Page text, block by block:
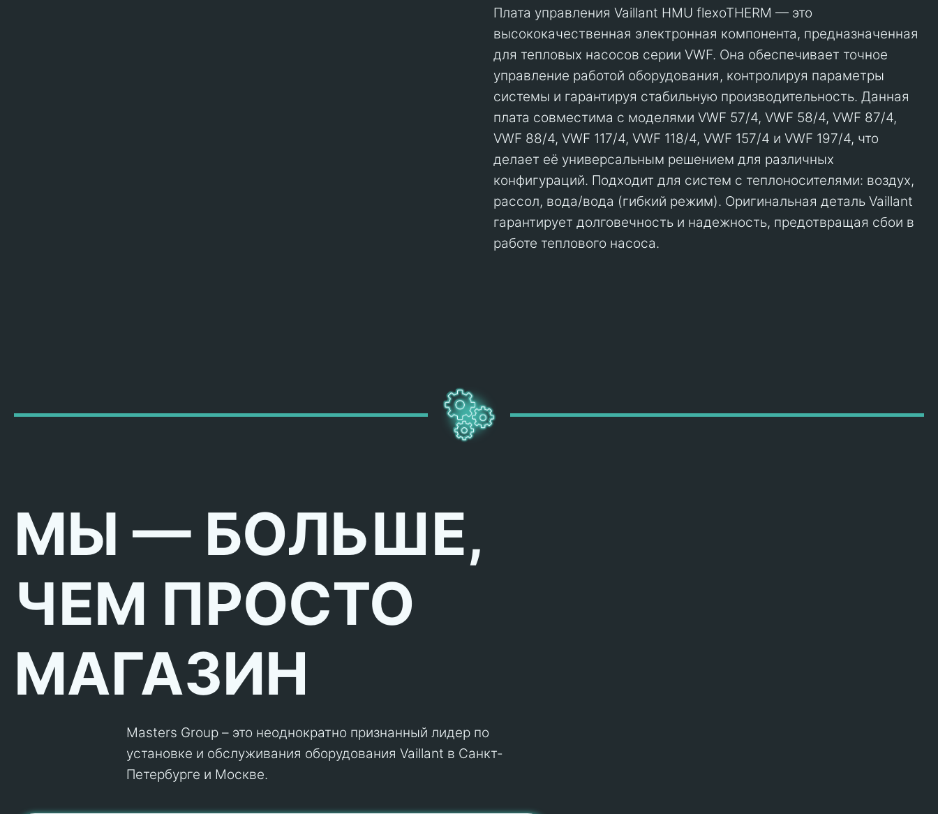
Плата управления Vaillant HMU flexoTHERM — это
высококачественная электронная компонента, предназначенная
для тепловых насосов серии VWF. Она обеспечивает точное
управление работой оборудования, контролируя параметры
системы и гарантируя стабильную производительность. Данная
плата совместима с моделями VWF 57/4, VWF 58/4, VWF 87/4,
VWF 88/4, VWF 117/4, VWF 118/4, VWF 157/4 и VWF 197/4, что
делает её универсальным решением для различных
конфигураций. Подходит для систем с теплоносителями: воздух,
рассол, вода/вода (гибкий режим). Оригинальная деталь Vaillant
гарантирует долговечность и надежность, предотвращая сбои в
работе теплового насоса.
МЫ — БОЛЬШЕ,
ЧЕМ ПРОСТО
МАГАЗИН
Masters Group – это неоднократно признанный лидер по
установке и обслуживания оборудования Vaillant в Санкт-
Петербурге и Москве.